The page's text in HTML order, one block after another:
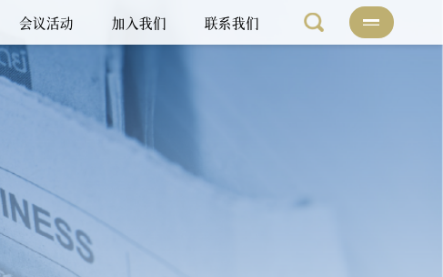
会议活动 加入我们 联系我们